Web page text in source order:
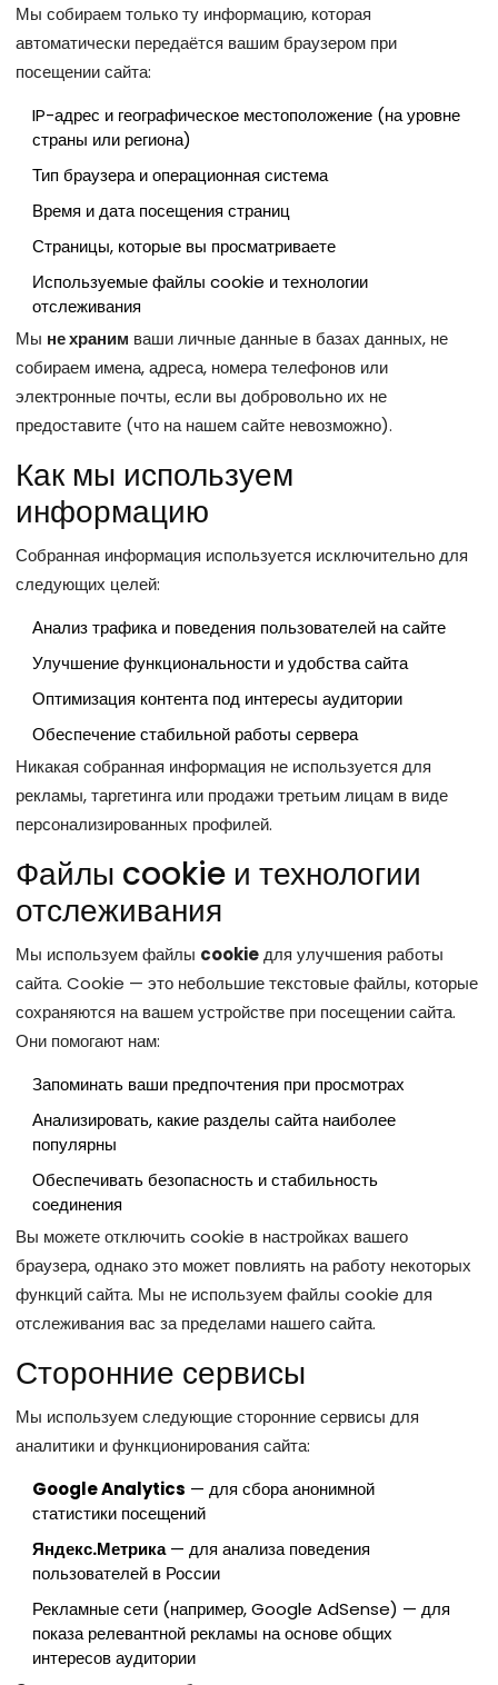
Мы собираем только ту информацию, которая
автоматически передаётся вашим браузером при
посещении сайта:
IP-адрес и географическое местоположение (на уровне
страны или региона)
Тип браузера и операционная система
Время и дата посещения страниц
Страницы, которые вы просматриваете
Используемые файлы cookie и технологии
отслеживания
Мы не храним ваши личные данные в базах данных, не
собираем имена, адреса, номера телефонов или
электронные почты, если вы добровольно их не
предоставите (что на нашем сайте невозможно).
Как мы используем
информацию
Собранная информация используется исключительно для
следующих целей:
Анализ трафика и поведения пользователей на сайте
Улучшение функциональности и удобства сайта
Оптимизация контента под интересы аудитории
Обеспечение стабильной работы сервера
Никакая собранная информация не используется для
рекламы, таргетинга или продажи третьим лицам в виде
персонализированных профилей.
Файлы cookie и технологии
отслеживания
Мы используем файлы cookieдля улучшения работы
сайта. Cookie — это небольшие текстовые файлы, которые
сохраняются на вашем устройстве при посещении сайта.
Они помогают нам:
Запоминать ваши предпочтения при просмотрах
Анализировать, какие разделы сайта наиболее
популярны
Обеспечивать безопасность и стабильность
соединения
Вы можете отключить cookie в настройках вашего
браузера, однако это может повлиять на работу некоторых
функций сайта. Мы не используем файлы cookie для
отслеживания вас за пределами нашего сайта.
Сторонние сервисы
Мы используем следующие сторонние сервисы для
аналитики и функционирования сайта:
Google Analytics — для сбора анонимной
статистики посещений
Яндекс.Метрика— для анализа поведения
пользователей в России
Рекламные сети (например, Google AdSense) — для
показа релевантной рекламы на основе общих
интересов аудитории